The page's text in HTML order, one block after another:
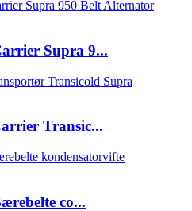
Supra 9...
Transic...
co...